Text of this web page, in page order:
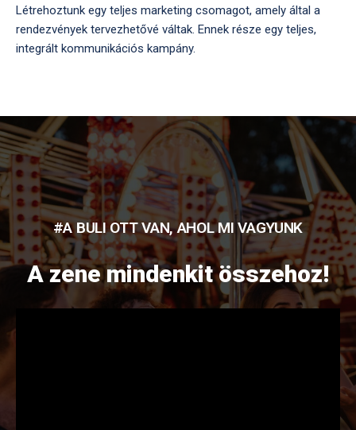
Létrehoztunk egy teljes marketing csomagot, amely által a
rendezvények tervezhetővé váltak. Ennek része egy teljes,
integrált kommunikációs kampány.
#A BULI OTT VAN, AHOL MI VAGYUNK
A zene mindenkit összehoz!